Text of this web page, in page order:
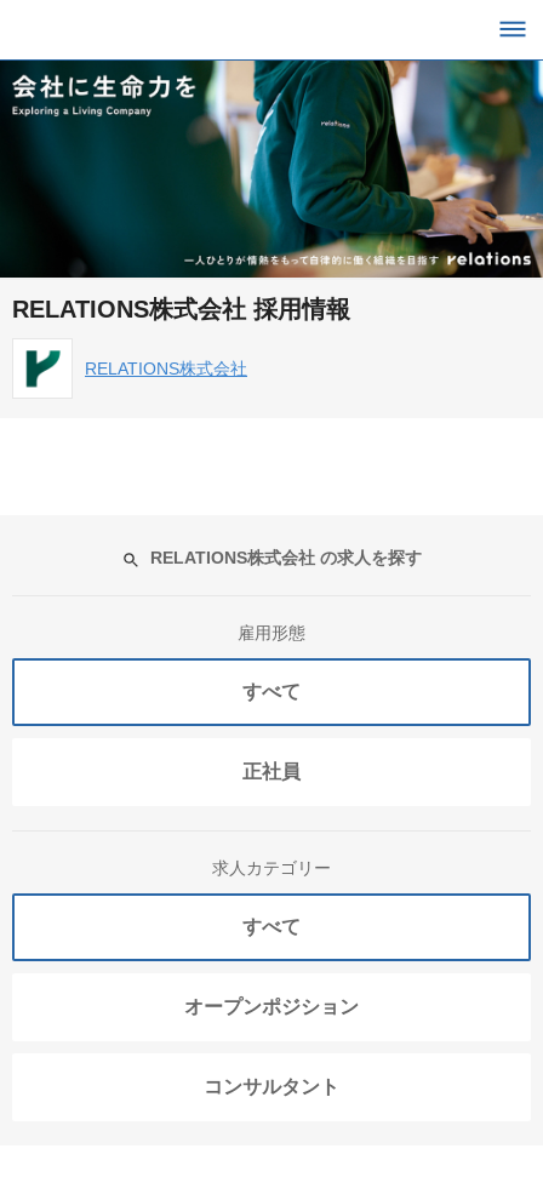
RELATIONS株式会社 採用情報
RELATIONS株式会社
RELATIONS株式会社 の求人を探す
雇用形態
すべて
正社員
求人カテゴリー
すべて
オープンポジション
コンサルタント